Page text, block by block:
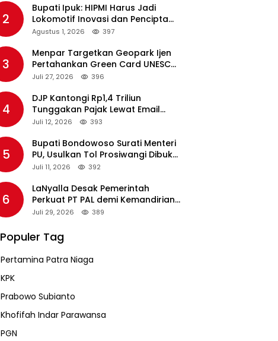
2
Bupati Ipuk: HIPMI Harus Jadi
Lokomotif Inovasi dan Pencipta
Lapangan Kerja
Agustus 1, 2026 397
3
Menpar Targetkan Geopark Ijen
Pertahankan Green Card UNESCO
pada Revalidasi Agustus 2026
Juli 27, 2026 396
4
DJP Kantongi Rp1,4 Triliun
Tunggakan Pajak Lewat Email
Pengingat, Total Piutang Masih
Juli 12, 2026 393
5
Bupati Bondowoso Surati Menteri
PU, Usulkan Tol Prosiwangi Dibuka
Sementara
Juli 11, 2026 392
6
LaNyalla Desak Pemerintah
Perkuat PT PAL demi Kemandirian
Industri Pertahanan Maritim
Juli 29, 2026 389
Populer Tag
Pertamina Patra Niaga
KPK
Prabowo Subianto
Khofifah Indar Parawansa
PGN